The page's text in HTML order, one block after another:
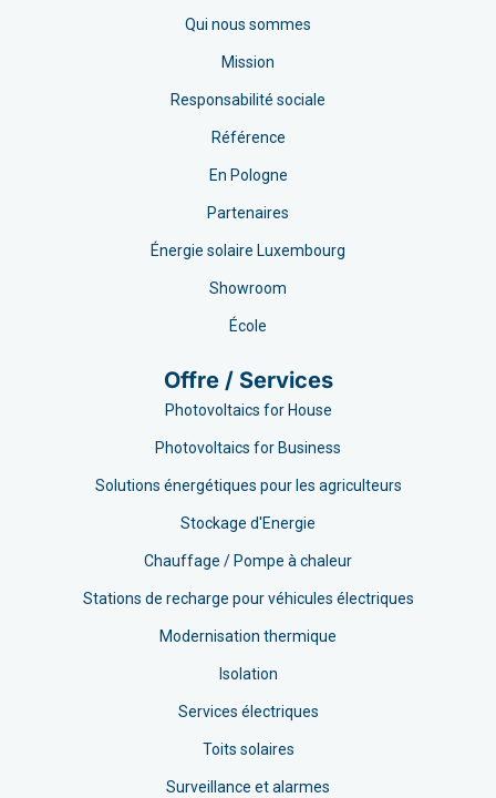
Qui nous sommes
Mission
Responsabilité sociale
Référence
En Pologne
Partenaires
Énergie solaire Luxembourg
Showroom
École
Offre / Services
Photovoltaics for House
Photovoltaics for Business
Solutions énergétiques pour les agriculteurs
Stockage d'Energie
Chauffage / Pompe à chaleur
Stations de recharge pour véhicules électriques
Modernisation thermique
Isolation
Services électriques
Toits solaires
Surveillance et alarmes